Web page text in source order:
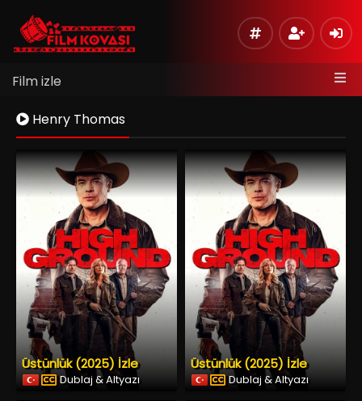
Film izle
Henry Thomas
Üstünlük (2025) İzle
Dublaj & Altyazı
Üstünlük (2025) İzle
Dublaj & Altyazı